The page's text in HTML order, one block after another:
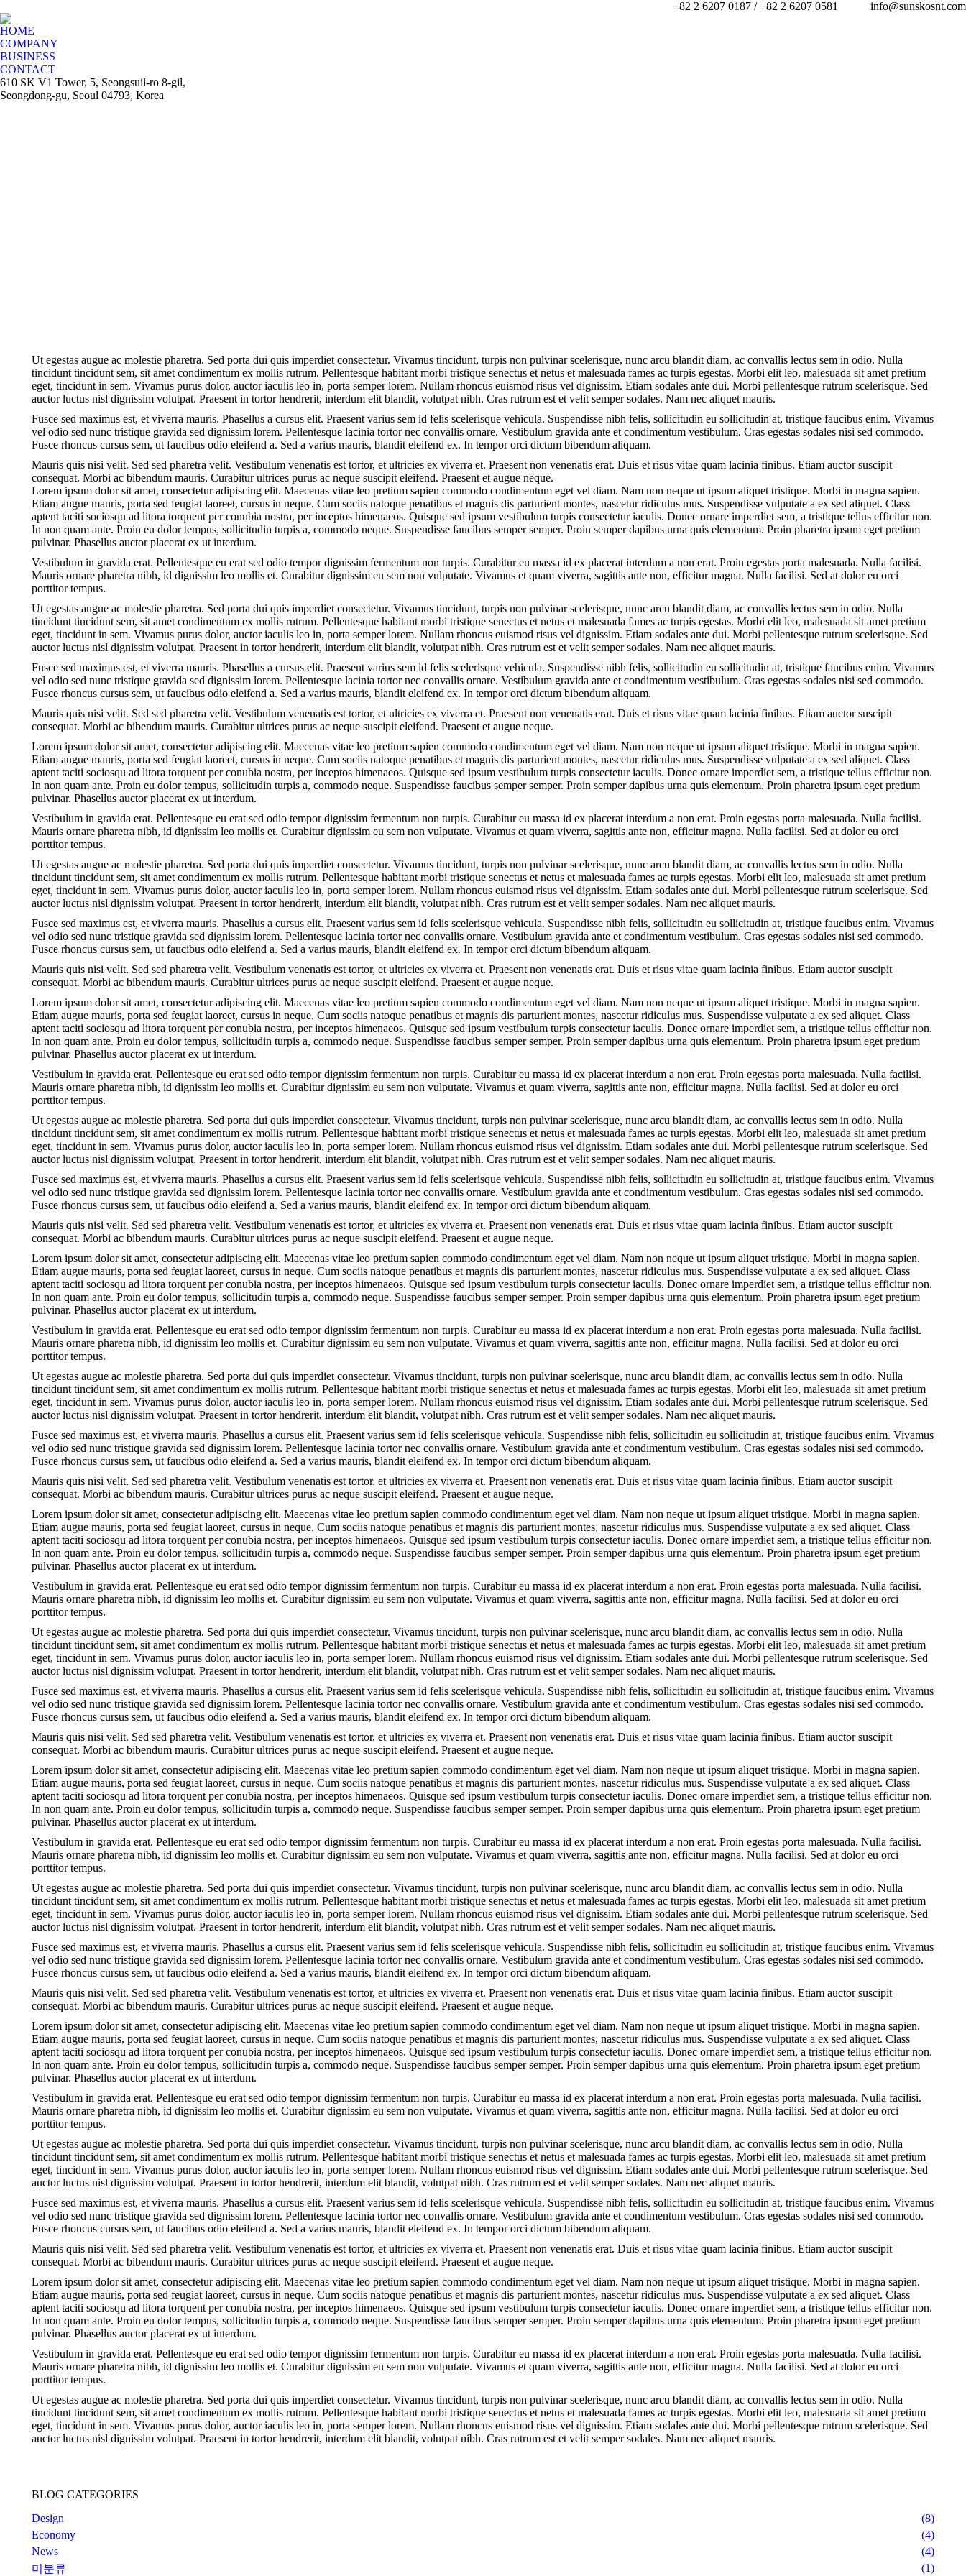
+82 2 6207 0187 / +82 2 6207 0581
info@sunskosnt.com
HOME
COMPANY
BUSINESS
CONTACT
610 SK V1 Tower, 5, Seongsuil-ro 8-gil,
Seongdong-gu, Seoul 04793, Korea
Ut egestas augue ac molestie pharetra. Sed porta dui quis imperdiet consectetur. Vivamus tincidunt, turpis non pulvinar scelerisque, nunc arcu blandit diam, ac convallis lectus sem in odio. Nulla
tincidunt tincidunt sem, sit amet condimentum ex mollis rutrum. Pellentesque habitant morbi tristique senectus et netus et malesuada fames ac turpis egestas. Morbi elit leo, malesuada sit amet pretium
eget, tincidunt in sem. Vivamus purus dolor, auctor iaculis leo in, porta semper lorem. Nullam rhoncus euismod risus vel dignissim. Etiam sodales ante dui. Morbi pellentesque rutrum scelerisque. Sed
auctor luctus nisl dignissim volutpat. Praesent in tortor hendrerit, interdum elit blandit, volutpat nibh. Cras rutrum est et velit semper sodales. Nam nec aliquet mauris.
Fusce sed maximus est, et viverra mauris. Phasellus a cursus elit. Praesent varius sem id felis scelerisque vehicula. Suspendisse nibh felis, sollicitudin eu sollicitudin at, tristique faucibus enim. Vivamus
vel odio sed nunc tristique gravida sed dignissim lorem. Pellentesque lacinia tortor nec convallis ornare. Vestibulum gravida ante et condimentum vestibulum. Cras egestas sodales nisi sed commodo.
Fusce rhoncus cursus sem, ut faucibus odio eleifend a. Sed a varius mauris, blandit eleifend ex. In tempor orci dictum bibendum aliquam.
Mauris quis nisi velit. Sed sed pharetra velit. Vestibulum venenatis est tortor, et ultricies ex viverra et. Praesent non venenatis erat. Duis et risus vitae quam lacinia finibus. Etiam auctor suscipit
consequat. Morbi ac bibendum mauris. Curabitur ultrices purus ac neque suscipit eleifend. Praesent et augue neque.
Lorem ipsum dolor sit amet, consectetur adipiscing elit. Maecenas vitae leo pretium sapien commodo condimentum eget vel diam. Nam non neque ut ipsum aliquet tristique. Morbi in magna sapien.
Etiam augue mauris, porta sed feugiat laoreet, cursus in neque. Cum sociis natoque penatibus et magnis dis parturient montes, nascetur ridiculus mus. Suspendisse vulputate a ex sed aliquet. Class
aptent taciti sociosqu ad litora torquent per conubia nostra, per inceptos himenaeos. Quisque sed ipsum vestibulum turpis consectetur iaculis. Donec ornare imperdiet sem, a tristique tellus efficitur non.
In non quam ante. Proin eu dolor tempus, sollicitudin turpis a, commodo neque. Suspendisse faucibus semper semper. Proin semper dapibus urna quis elementum. Proin pharetra ipsum eget pretium
pulvinar. Phasellus auctor placerat ex ut interdum.
Vestibulum in gravida erat. Pellentesque eu erat sed odio tempor dignissim fermentum non turpis. Curabitur eu massa id ex placerat interdum a non erat. Proin egestas porta malesuada. Nulla facilisi.
Mauris ornare pharetra nibh, id dignissim leo mollis et. Curabitur dignissim eu sem non vulputate. Vivamus et quam viverra, sagittis ante non, efficitur magna. Nulla facilisi. Sed at dolor eu orci
porttitor tempus.
Ut egestas augue ac molestie pharetra. Sed porta dui quis imperdiet consectetur. Vivamus tincidunt, turpis non pulvinar scelerisque, nunc arcu blandit diam, ac convallis lectus sem in odio. Nulla
tincidunt tincidunt sem, sit amet condimentum ex mollis rutrum. Pellentesque habitant morbi tristique senectus et netus et malesuada fames ac turpis egestas. Morbi elit leo, malesuada sit amet pretium
eget, tincidunt in sem. Vivamus purus dolor, auctor iaculis leo in, porta semper lorem. Nullam rhoncus euismod risus vel dignissim. Etiam sodales ante dui. Morbi pellentesque rutrum scelerisque. Sed
auctor luctus nisl dignissim volutpat. Praesent in tortor hendrerit, interdum elit blandit, volutpat nibh. Cras rutrum est et velit semper sodales. Nam nec aliquet mauris.
Fusce sed maximus est, et viverra mauris. Phasellus a cursus elit. Praesent varius sem id felis scelerisque vehicula. Suspendisse nibh felis, sollicitudin eu sollicitudin at, tristique faucibus enim. Vivamus
vel odio sed nunc tristique gravida sed dignissim lorem. Pellentesque lacinia tortor nec convallis ornare. Vestibulum gravida ante et condimentum vestibulum. Cras egestas sodales nisi sed commodo.
Fusce rhoncus cursus sem, ut faucibus odio eleifend a. Sed a varius mauris, blandit eleifend ex. In tempor orci dictum bibendum aliquam.
Mauris quis nisi velit. Sed sed pharetra velit. Vestibulum venenatis est tortor, et ultricies ex viverra et. Praesent non venenatis erat. Duis et risus vitae quam lacinia finibus. Etiam auctor suscipit
consequat. Morbi ac bibendum mauris. Curabitur ultrices purus ac neque suscipit eleifend. Praesent et augue neque.
Lorem ipsum dolor sit amet, consectetur adipiscing elit. Maecenas vitae leo pretium sapien commodo condimentum eget vel diam. Nam non neque ut ipsum aliquet tristique. Morbi in magna sapien.
Etiam augue mauris, porta sed feugiat laoreet, cursus in neque. Cum sociis natoque penatibus et magnis dis parturient montes, nascetur ridiculus mus. Suspendisse vulputate a ex sed aliquet. Class
aptent taciti sociosqu ad litora torquent per conubia nostra, per inceptos himenaeos. Quisque sed ipsum vestibulum turpis consectetur iaculis. Donec ornare imperdiet sem, a tristique tellus efficitur non.
In non quam ante. Proin eu dolor tempus, sollicitudin turpis a, commodo neque. Suspendisse faucibus semper semper. Proin semper dapibus urna quis elementum. Proin pharetra ipsum eget pretium
pulvinar. Phasellus auctor placerat ex ut interdum.
Vestibulum in gravida erat. Pellentesque eu erat sed odio tempor dignissim fermentum non turpis. Curabitur eu massa id ex placerat interdum a non erat. Proin egestas porta malesuada. Nulla facilisi.
Mauris ornare pharetra nibh, id dignissim leo mollis et. Curabitur dignissim eu sem non vulputate. Vivamus et quam viverra, sagittis ante non, efficitur magna. Nulla facilisi. Sed at dolor eu orci
porttitor tempus.
Ut egestas augue ac molestie pharetra. Sed porta dui quis imperdiet consectetur. Vivamus tincidunt, turpis non pulvinar scelerisque, nunc arcu blandit diam, ac convallis lectus sem in odio. Nulla
tincidunt tincidunt sem, sit amet condimentum ex mollis rutrum. Pellentesque habitant morbi tristique senectus et netus et malesuada fames ac turpis egestas. Morbi elit leo, malesuada sit amet pretium
eget, tincidunt in sem. Vivamus purus dolor, auctor iaculis leo in, porta semper lorem. Nullam rhoncus euismod risus vel dignissim. Etiam sodales ante dui. Morbi pellentesque rutrum scelerisque. Sed
auctor luctus nisl dignissim volutpat. Praesent in tortor hendrerit, interdum elit blandit, volutpat nibh. Cras rutrum est et velit semper sodales. Nam nec aliquet mauris.
Fusce sed maximus est, et viverra mauris. Phasellus a cursus elit. Praesent varius sem id felis scelerisque vehicula. Suspendisse nibh felis, sollicitudin eu sollicitudin at, tristique faucibus enim. Vivamus
vel odio sed nunc tristique gravida sed dignissim lorem. Pellentesque lacinia tortor nec convallis ornare. Vestibulum gravida ante et condimentum vestibulum. Cras egestas sodales nisi sed commodo.
Fusce rhoncus cursus sem, ut faucibus odio eleifend a. Sed a varius mauris, blandit eleifend ex. In tempor orci dictum bibendum aliquam.
Mauris quis nisi velit. Sed sed pharetra velit. Vestibulum venenatis est tortor, et ultricies ex viverra et. Praesent non venenatis erat. Duis et risus vitae quam lacinia finibus. Etiam auctor suscipit
consequat. Morbi ac bibendum mauris. Curabitur ultrices purus ac neque suscipit eleifend. Praesent et augue neque.
Lorem ipsum dolor sit amet, consectetur adipiscing elit. Maecenas vitae leo pretium sapien commodo condimentum eget vel diam. Nam non neque ut ipsum aliquet tristique. Morbi in magna sapien.
Etiam augue mauris, porta sed feugiat laoreet, cursus in neque. Cum sociis natoque penatibus et magnis dis parturient montes, nascetur ridiculus mus. Suspendisse vulputate a ex sed aliquet. Class
aptent taciti sociosqu ad litora torquent per conubia nostra, per inceptos himenaeos. Quisque sed ipsum vestibulum turpis consectetur iaculis. Donec ornare imperdiet sem, a tristique tellus efficitur non.
In non quam ante. Proin eu dolor tempus, sollicitudin turpis a, commodo neque. Suspendisse faucibus semper semper. Proin semper dapibus urna quis elementum. Proin pharetra ipsum eget pretium
pulvinar. Phasellus auctor placerat ex ut interdum.
Vestibulum in gravida erat. Pellentesque eu erat sed odio tempor dignissim fermentum non turpis. Curabitur eu massa id ex placerat interdum a non erat. Proin egestas porta malesuada. Nulla facilisi.
Mauris ornare pharetra nibh, id dignissim leo mollis et. Curabitur dignissim eu sem non vulputate. Vivamus et quam viverra, sagittis ante non, efficitur magna. Nulla facilisi. Sed at dolor eu orci
porttitor tempus.
Ut egestas augue ac molestie pharetra. Sed porta dui quis imperdiet consectetur. Vivamus tincidunt, turpis non pulvinar scelerisque, nunc arcu blandit diam, ac convallis lectus sem in odio. Nulla
tincidunt tincidunt sem, sit amet condimentum ex mollis rutrum. Pellentesque habitant morbi tristique senectus et netus et malesuada fames ac turpis egestas. Morbi elit leo, malesuada sit amet pretium
eget, tincidunt in sem. Vivamus purus dolor, auctor iaculis leo in, porta semper lorem. Nullam rhoncus euismod risus vel dignissim. Etiam sodales ante dui. Morbi pellentesque rutrum scelerisque. Sed
auctor luctus nisl dignissim volutpat. Praesent in tortor hendrerit, interdum elit blandit, volutpat nibh. Cras rutrum est et velit semper sodales. Nam nec aliquet mauris.
Fusce sed maximus est, et viverra mauris. Phasellus a cursus elit. Praesent varius sem id felis scelerisque vehicula. Suspendisse nibh felis, sollicitudin eu sollicitudin at, tristique faucibus enim. Vivamus
vel odio sed nunc tristique gravida sed dignissim lorem. Pellentesque lacinia tortor nec convallis ornare. Vestibulum gravida ante et condimentum vestibulum. Cras egestas sodales nisi sed commodo.
Fusce rhoncus cursus sem, ut faucibus odio eleifend a. Sed a varius mauris, blandit eleifend ex. In tempor orci dictum bibendum aliquam.
Mauris quis nisi velit. Sed sed pharetra velit. Vestibulum venenatis est tortor, et ultricies ex viverra et. Praesent non venenatis erat. Duis et risus vitae quam lacinia finibus. Etiam auctor suscipit
consequat. Morbi ac bibendum mauris. Curabitur ultrices purus ac neque suscipit eleifend. Praesent et augue neque.
Lorem ipsum dolor sit amet, consectetur adipiscing elit. Maecenas vitae leo pretium sapien commodo condimentum eget vel diam. Nam non neque ut ipsum aliquet tristique. Morbi in magna sapien.
Etiam augue mauris, porta sed feugiat laoreet, cursus in neque. Cum sociis natoque penatibus et magnis dis parturient montes, nascetur ridiculus mus. Suspendisse vulputate a ex sed aliquet. Class
aptent taciti sociosqu ad litora torquent per conubia nostra, per inceptos himenaeos. Quisque sed ipsum vestibulum turpis consectetur iaculis. Donec ornare imperdiet sem, a tristique tellus efficitur non.
In non quam ante. Proin eu dolor tempus, sollicitudin turpis a, commodo neque. Suspendisse faucibus semper semper. Proin semper dapibus urna quis elementum. Proin pharetra ipsum eget pretium
pulvinar. Phasellus auctor placerat ex ut interdum.
Vestibulum in gravida erat. Pellentesque eu erat sed odio tempor dignissim fermentum non turpis. Curabitur eu massa id ex placerat interdum a non erat. Proin egestas porta malesuada. Nulla facilisi.
Mauris ornare pharetra nibh, id dignissim leo mollis et. Curabitur dignissim eu sem non vulputate. Vivamus et quam viverra, sagittis ante non, efficitur magna. Nulla facilisi. Sed at dolor eu orci
porttitor tempus.
Ut egestas augue ac molestie pharetra. Sed porta dui quis imperdiet consectetur. Vivamus tincidunt, turpis non pulvinar scelerisque, nunc arcu blandit diam, ac convallis lectus sem in odio. Nulla
tincidunt tincidunt sem, sit amet condimentum ex mollis rutrum. Pellentesque habitant morbi tristique senectus et netus et malesuada fames ac turpis egestas. Morbi elit leo, malesuada sit amet pretium
eget, tincidunt in sem. Vivamus purus dolor, auctor iaculis leo in, porta semper lorem. Nullam rhoncus euismod risus vel dignissim. Etiam sodales ante dui. Morbi pellentesque rutrum scelerisque. Sed
auctor luctus nisl dignissim volutpat. Praesent in tortor hendrerit, interdum elit blandit, volutpat nibh. Cras rutrum est et velit semper sodales. Nam nec aliquet mauris.
Fusce sed maximus est, et viverra mauris. Phasellus a cursus elit. Praesent varius sem id felis scelerisque vehicula. Suspendisse nibh felis, sollicitudin eu sollicitudin at, tristique faucibus enim. Vivamus
vel odio sed nunc tristique gravida sed dignissim lorem. Pellentesque lacinia tortor nec convallis ornare. Vestibulum gravida ante et condimentum vestibulum. Cras egestas sodales nisi sed commodo.
Fusce rhoncus cursus sem, ut faucibus odio eleifend a. Sed a varius mauris, blandit eleifend ex. In tempor orci dictum bibendum aliquam.
Mauris quis nisi velit. Sed sed pharetra velit. Vestibulum venenatis est tortor, et ultricies ex viverra et. Praesent non venenatis erat. Duis et risus vitae quam lacinia finibus. Etiam auctor suscipit
consequat. Morbi ac bibendum mauris. Curabitur ultrices purus ac neque suscipit eleifend. Praesent et augue neque.
Lorem ipsum dolor sit amet, consectetur adipiscing elit. Maecenas vitae leo pretium sapien commodo condimentum eget vel diam. Nam non neque ut ipsum aliquet tristique. Morbi in magna sapien.
Etiam augue mauris, porta sed feugiat laoreet, cursus in neque. Cum sociis natoque penatibus et magnis dis parturient montes, nascetur ridiculus mus. Suspendisse vulputate a ex sed aliquet. Class
aptent taciti sociosqu ad litora torquent per conubia nostra, per inceptos himenaeos. Quisque sed ipsum vestibulum turpis consectetur iaculis. Donec ornare imperdiet sem, a tristique tellus efficitur non.
In non quam ante. Proin eu dolor tempus, sollicitudin turpis a, commodo neque. Suspendisse faucibus semper semper. Proin semper dapibus urna quis elementum. Proin pharetra ipsum eget pretium
pulvinar. Phasellus auctor placerat ex ut interdum.
Vestibulum in gravida erat. Pellentesque eu erat sed odio tempor dignissim fermentum non turpis. Curabitur eu massa id ex placerat interdum a non erat. Proin egestas porta malesuada. Nulla facilisi.
Mauris ornare pharetra nibh, id dignissim leo mollis et. Curabitur dignissim eu sem non vulputate. Vivamus et quam viverra, sagittis ante non, efficitur magna. Nulla facilisi. Sed at dolor eu orci
porttitor tempus.
Ut egestas augue ac molestie pharetra. Sed porta dui quis imperdiet consectetur. Vivamus tincidunt, turpis non pulvinar scelerisque, nunc arcu blandit diam, ac convallis lectus sem in odio. Nulla
tincidunt tincidunt sem, sit amet condimentum ex mollis rutrum. Pellentesque habitant morbi tristique senectus et netus et malesuada fames ac turpis egestas. Morbi elit leo, malesuada sit amet pretium
eget, tincidunt in sem. Vivamus purus dolor, auctor iaculis leo in, porta semper lorem. Nullam rhoncus euismod risus vel dignissim. Etiam sodales ante dui. Morbi pellentesque rutrum scelerisque. Sed
auctor luctus nisl dignissim volutpat. Praesent in tortor hendrerit, interdum elit blandit, volutpat nibh. Cras rutrum est et velit semper sodales. Nam nec aliquet mauris.
Fusce sed maximus est, et viverra mauris. Phasellus a cursus elit. Praesent varius sem id felis scelerisque vehicula. Suspendisse nibh felis, sollicitudin eu sollicitudin at, tristique faucibus enim. Vivamus
vel odio sed nunc tristique gravida sed dignissim lorem. Pellentesque lacinia tortor nec convallis ornare. Vestibulum gravida ante et condimentum vestibulum. Cras egestas sodales nisi sed commodo.
Fusce rhoncus cursus sem, ut faucibus odio eleifend a. Sed a varius mauris, blandit eleifend ex. In tempor orci dictum bibendum aliquam.
Mauris quis nisi velit. Sed sed pharetra velit. Vestibulum venenatis est tortor, et ultricies ex viverra et. Praesent non venenatis erat. Duis et risus vitae quam lacinia finibus. Etiam auctor suscipit
consequat. Morbi ac bibendum mauris. Curabitur ultrices purus ac neque suscipit eleifend. Praesent et augue neque.
Lorem ipsum dolor sit amet, consectetur adipiscing elit. Maecenas vitae leo pretium sapien commodo condimentum eget vel diam. Nam non neque ut ipsum aliquet tristique. Morbi in magna sapien.
Etiam augue mauris, porta sed feugiat laoreet, cursus in neque. Cum sociis natoque penatibus et magnis dis parturient montes, nascetur ridiculus mus. Suspendisse vulputate a ex sed aliquet. Class
aptent taciti sociosqu ad litora torquent per conubia nostra, per inceptos himenaeos. Quisque sed ipsum vestibulum turpis consectetur iaculis. Donec ornare imperdiet sem, a tristique tellus efficitur non.
In non quam ante. Proin eu dolor tempus, sollicitudin turpis a, commodo neque. Suspendisse faucibus semper semper. Proin semper dapibus urna quis elementum. Proin pharetra ipsum eget pretium
pulvinar. Phasellus auctor placerat ex ut interdum.
Vestibulum in gravida erat. Pellentesque eu erat sed odio tempor dignissim fermentum non turpis. Curabitur eu massa id ex placerat interdum a non erat. Proin egestas porta malesuada. Nulla facilisi.
Mauris ornare pharetra nibh, id dignissim leo mollis et. Curabitur dignissim eu sem non vulputate. Vivamus et quam viverra, sagittis ante non, efficitur magna. Nulla facilisi. Sed at dolor eu orci
porttitor tempus.
Ut egestas augue ac molestie pharetra. Sed porta dui quis imperdiet consectetur. Vivamus tincidunt, turpis non pulvinar scelerisque, nunc arcu blandit diam, ac convallis lectus sem in odio. Nulla
tincidunt tincidunt sem, sit amet condimentum ex mollis rutrum. Pellentesque habitant morbi tristique senectus et netus et malesuada fames ac turpis egestas. Morbi elit leo, malesuada sit amet pretium
eget, tincidunt in sem. Vivamus purus dolor, auctor iaculis leo in, porta semper lorem. Nullam rhoncus euismod risus vel dignissim. Etiam sodales ante dui. Morbi pellentesque rutrum scelerisque. Sed
auctor luctus nisl dignissim volutpat. Praesent in tortor hendrerit, interdum elit blandit, volutpat nibh. Cras rutrum est et velit semper sodales. Nam nec aliquet mauris.
Fusce sed maximus est, et viverra mauris. Phasellus a cursus elit. Praesent varius sem id felis scelerisque vehicula. Suspendisse nibh felis, sollicitudin eu sollicitudin at, tristique faucibus enim. Vivamus
vel odio sed nunc tristique gravida sed dignissim lorem. Pellentesque lacinia tortor nec convallis ornare. Vestibulum gravida ante et condimentum vestibulum. Cras egestas sodales nisi sed commodo.
Fusce rhoncus cursus sem, ut faucibus odio eleifend a. Sed a varius mauris, blandit eleifend ex. In tempor orci dictum bibendum aliquam.
Mauris quis nisi velit. Sed sed pharetra velit. Vestibulum venenatis est tortor, et ultricies ex viverra et. Praesent non venenatis erat. Duis et risus vitae quam lacinia finibus. Etiam auctor suscipit
consequat. Morbi ac bibendum mauris. Curabitur ultrices purus ac neque suscipit eleifend. Praesent et augue neque.
Lorem ipsum dolor sit amet, consectetur adipiscing elit. Maecenas vitae leo pretium sapien commodo condimentum eget vel diam. Nam non neque ut ipsum aliquet tristique. Morbi in magna sapien.
Etiam augue mauris, porta sed feugiat laoreet, cursus in neque. Cum sociis natoque penatibus et magnis dis parturient montes, nascetur ridiculus mus. Suspendisse vulputate a ex sed aliquet. Class
aptent taciti sociosqu ad litora torquent per conubia nostra, per inceptos himenaeos. Quisque sed ipsum vestibulum turpis consectetur iaculis. Donec ornare imperdiet sem, a tristique tellus efficitur non.
In non quam ante. Proin eu dolor tempus, sollicitudin turpis a, commodo neque. Suspendisse faucibus semper semper. Proin semper dapibus urna quis elementum. Proin pharetra ipsum eget pretium
pulvinar. Phasellus auctor placerat ex ut interdum.
Vestibulum in gravida erat. Pellentesque eu erat sed odio tempor dignissim fermentum non turpis. Curabitur eu massa id ex placerat interdum a non erat. Proin egestas porta malesuada. Nulla facilisi.
Mauris ornare pharetra nibh, id dignissim leo mollis et. Curabitur dignissim eu sem non vulputate. Vivamus et quam viverra, sagittis ante non, efficitur magna. Nulla facilisi. Sed at dolor eu orci
porttitor tempus.
Ut egestas augue ac molestie pharetra. Sed porta dui quis imperdiet consectetur. Vivamus tincidunt, turpis non pulvinar scelerisque, nunc arcu blandit diam, ac convallis lectus sem in odio. Nulla
tincidunt tincidunt sem, sit amet condimentum ex mollis rutrum. Pellentesque habitant morbi tristique senectus et netus et malesuada fames ac turpis egestas. Morbi elit leo, malesuada sit amet pretium
eget, tincidunt in sem. Vivamus purus dolor, auctor iaculis leo in, porta semper lorem. Nullam rhoncus euismod risus vel dignissim. Etiam sodales ante dui. Morbi pellentesque rutrum scelerisque. Sed
auctor luctus nisl dignissim volutpat. Praesent in tortor hendrerit, interdum elit blandit, volutpat nibh. Cras rutrum est et velit semper sodales. Nam nec aliquet mauris.
Fusce sed maximus est, et viverra mauris. Phasellus a cursus elit. Praesent varius sem id felis scelerisque vehicula. Suspendisse nibh felis, sollicitudin eu sollicitudin at, tristique faucibus enim. Vivamus
vel odio sed nunc tristique gravida sed dignissim lorem. Pellentesque lacinia tortor nec convallis ornare. Vestibulum gravida ante et condimentum vestibulum. Cras egestas sodales nisi sed commodo.
Fusce rhoncus cursus sem, ut faucibus odio eleifend a. Sed a varius mauris, blandit eleifend ex. In tempor orci dictum bibendum aliquam.
Mauris quis nisi velit. Sed sed pharetra velit. Vestibulum venenatis est tortor, et ultricies ex viverra et. Praesent non venenatis erat. Duis et risus vitae quam lacinia finibus. Etiam auctor suscipit
consequat. Morbi ac bibendum mauris. Curabitur ultrices purus ac neque suscipit eleifend. Praesent et augue neque.
Lorem ipsum dolor sit amet, consectetur adipiscing elit. Maecenas vitae leo pretium sapien commodo condimentum eget vel diam. Nam non neque ut ipsum aliquet tristique. Morbi in magna sapien.
Etiam augue mauris, porta sed feugiat laoreet, cursus in neque. Cum sociis natoque penatibus et magnis dis parturient montes, nascetur ridiculus mus. Suspendisse vulputate a ex sed aliquet. Class
aptent taciti sociosqu ad litora torquent per conubia nostra, per inceptos himenaeos. Quisque sed ipsum vestibulum turpis consectetur iaculis. Donec ornare imperdiet sem, a tristique tellus efficitur non.
In non quam ante. Proin eu dolor tempus, sollicitudin turpis a, commodo neque. Suspendisse faucibus semper semper. Proin semper dapibus urna quis elementum. Proin pharetra ipsum eget pretium
pulvinar. Phasellus auctor placerat ex ut interdum.
Vestibulum in gravida erat. Pellentesque eu erat sed odio tempor dignissim fermentum non turpis. Curabitur eu massa id ex placerat interdum a non erat. Proin egestas porta malesuada. Nulla facilisi.
Mauris ornare pharetra nibh, id dignissim leo mollis et. Curabitur dignissim eu sem non vulputate. Vivamus et quam viverra, sagittis ante non, efficitur magna. Nulla facilisi. Sed at dolor eu orci
porttitor tempus.
Ut egestas augue ac molestie pharetra. Sed porta dui quis imperdiet consectetur. Vivamus tincidunt, turpis non pulvinar scelerisque, nunc arcu blandit diam, ac convallis lectus sem in odio. Nulla
tincidunt tincidunt sem, sit amet condimentum ex mollis rutrum. Pellentesque habitant morbi tristique senectus et netus et malesuada fames ac turpis egestas. Morbi elit leo, malesuada sit amet pretium
eget, tincidunt in sem. Vivamus purus dolor, auctor iaculis leo in, porta semper lorem. Nullam rhoncus euismod risus vel dignissim. Etiam sodales ante dui. Morbi pellentesque rutrum scelerisque. Sed
auctor luctus nisl dignissim volutpat. Praesent in tortor hendrerit, interdum elit blandit, volutpat nibh. Cras rutrum est et velit semper sodales. Nam nec aliquet mauris.
BLOG CATEGORIES
Design
(8)
Economy
(4)
News
(4)
미분류
(1)